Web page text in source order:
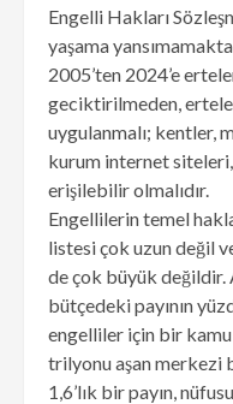
Engelli Hakları
yaşama
2005’ten 2024’e
geciktirilmeden,
uygulanmalı; kentler,
kurum internet
erişilebilir olmalıdır.
Engellilerin temel
listesi çok uzun değil
de çok büyük
bütçedeki payının
engelliler için bir
trilyonu aşan merkezi
1,6’lık bir payın,